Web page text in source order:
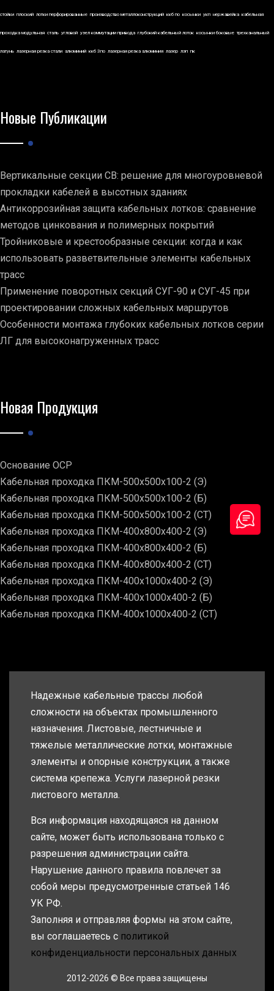
стойки плоский лотки перфорированные производство металлоконструкций ккб по косынки укп нержавейка кабельная
проходка модульная сталь угловой узел коммутации привода глубокий кабельный лоток косынки боковые трехканальный
латунь лазерная резка стали алюминий ккб 3по лазерная резка алюминия лазер лэп пк
Новые Публикации
Вертикальные секции СВ: решение для многоуровневой
прокладки кабелей в высотных зданиях
Антикоррозийная защита кабельных лотков: сравнение
методов цинкования и полимерных покрытий
Тройниковые и крестообразные секции: когда и как
использовать разветвительные элементы кабельных
трасс
Применение поворотных секций СУГ-90 и СУГ-45 при
проектировании сложных кабельных маршрутов
Особенности монтажа глубоких кабельных лотков серии
ЛГ для высоконагруженных трасс
Новая Продукция
Основание ОСР
Кабельная проходка ПКМ-500х500х100-2 (Э)
Кабельная проходка ПКМ-500х500х100-2 (Б)
Кабельная проходка ПКМ-500х500х100-2 (СТ)
Кабельная проходка ПКМ-400х800х400-2 (Э)
Кабельная проходка ПКМ-400х800х400-2 (Б)
Кабельная проходка ПКМ-400х800х400-2 (СТ)
Кабельная проходка ПКМ-400х1000х400-2 (Э)
Кабельная проходка ПКМ-400х1000х400-2 (Б)
Кабельная проходка ПКМ-400х1000х400-2 (СТ)
Надежные кабельные трассы любой
сложности на объектах промышленного
назначения. Листовые, лестничные и
тяжелые металлические лотки, монтажные
элементы и опорные конструкции, а также
система крепежа. Услуги лазерной резки
листового металла.
Вся информация находящаяся на данном
сайте, может быть использована только с
разрешения администрации сайта.
Нарушение данного правила повлечет за
собой меры предусмотренные статьей 146
УК РФ.
Заполняя и отправляя формы на этом сайте,
вы соглашаетесь с политикой
конфиденциальности персональных данных
2012-2026 © Все права защищены